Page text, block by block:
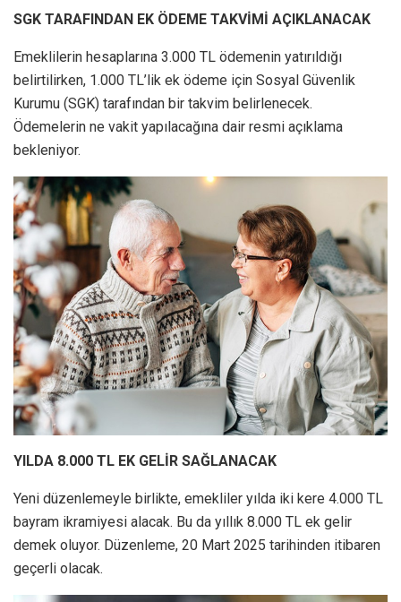
SGK TARAFINDAN EK ÖDEME TAKVİMİ AÇIKLANACAK
Emeklilerin hesaplarına 3.000 TL ödemenin yatırıldığı
belirtilirken, 1.000 TL’lik ek ödeme için Sosyal Güvenlik
Kurumu (SGK) tarafından bir takvim belirlenecek.
Ödemelerin ne vakit yapılacağına dair resmi açıklama
bekleniyor.
YILDA 8.000 TL EK GELİR SAĞLANACAK
Yeni düzenlemeyle birlikte, emekliler yılda iki kere 4.000 TL
bayram ikramiyesi alacak. Bu da yıllık 8.000 TL ek gelir
demek oluyor. Düzenleme, 20 Mart 2025 tarihinden itibaren
geçerli olacak.